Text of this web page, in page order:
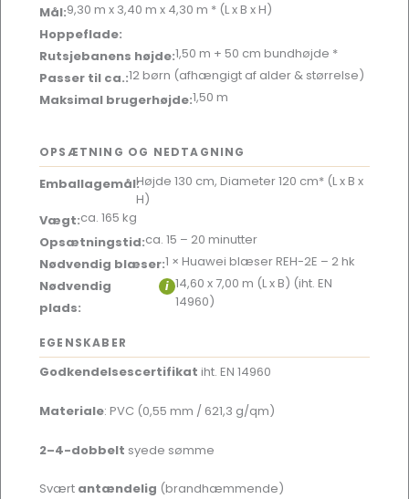
Mål:9,30 m x 3,40 m x 4,30 m * (L x B x H)
Hoppeflade:
Rutsjebanens højde:1,50 m + 50 cm bundhøjde *
Passer til ca.:12 børn (afhængigt af alder & størrelse)
Maksimal brugerhøjde:1,50 m
OPSÆTNING OG NEDTAGNING
Emballagemål:Højde 130 cm, Diameter 120 cm* (L x B x
H)
Vægt:ca. 165 kg
Opsætningstid:ca. 15 – 20 minutter
Nødvendig blæser:1 × Huawei blæser REH-2E – 2 hk
Nødvendig
plads:
i 14,60 x 7,00 m (L x B) (iht. EN
14960)
EGENSKABER
Godkendelsescertifikat iht. EN 14960
Materiale: PVC (0,55 mm / 621,3 g/qm)
2–4-dobbelt syede sømme
Svært antændelig (brandhæmmende)